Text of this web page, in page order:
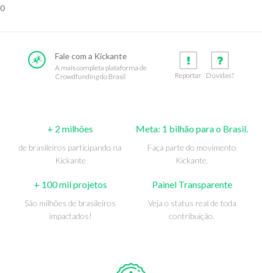
0
Fale com a Kickante
A mais completa plataforma de
Crowdfunding do Brasil
Reportar Dúvidas?
+ 2 milhões
de brasileiros participando na
Kickante
Meta: 1 bilhão para o Brasil.
Faça parte do movimento
Kickante.
+ 100 mil projetos
São milhões de brasileiros
impactados!
Painel Transparente
Veja o status real de toda
contribuição.